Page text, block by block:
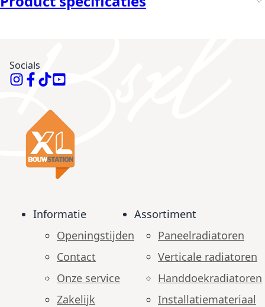
Socials
Informatie
Openingstijden
Contact
Onze service
Zakelijk
Assortiment
Paneelradiatoren
Verticale radiatoren
Handdoekradiatoren
Installatiemateriaal